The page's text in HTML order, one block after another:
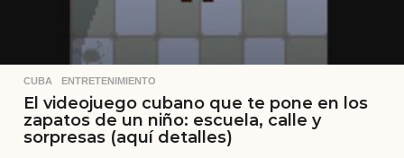
CUBA ,ENTRETENIMIENTO
El videojuego cubano que te pone en los
zapatos de un niño: escuela, calle y
sorpresas (aquí detalles)